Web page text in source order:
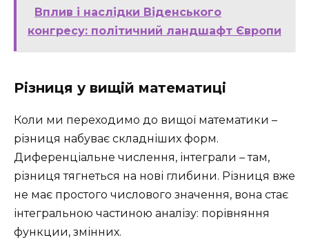
Вплив і наслідки Віденського
конгресу: політичний ландшафт Європи
Різниця у вищій математиці
Коли ми переходимо до вищої математики –
різниця набуває складніших форм.
Диференціальне числення, інтеграли – там,
різниця тягнеться на нові глибини. Різниця вже
не має простого числового значення, вона стає
інтегральною частиною аналізу: порівняння
функции, змінних.